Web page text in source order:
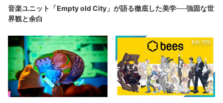
音楽ユニット「Empty old City」が語る徹底した美学──強固な世
界観と余白